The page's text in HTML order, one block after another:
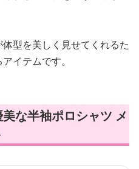
型を美しく見せてくれるた
イテムです。
な半袖ポロシャツ メ